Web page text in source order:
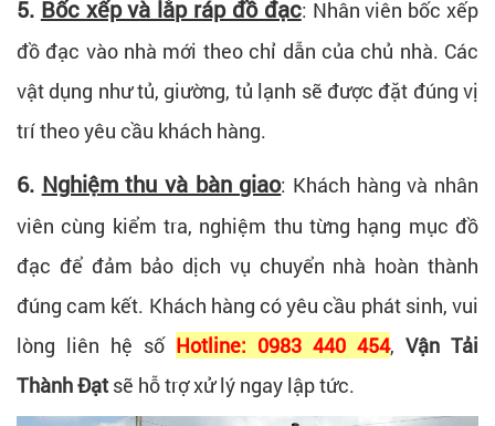
5. Bốc xếp và lắp ráp đồ đạc: Nhân viên bốc xếp
đồ đạc vào nhà mới theo chỉ dẫn của chủ nhà. Các
vật dụng như tủ, giường, tủ lạnh sẽ được đặt đúng vị
trí theo yêu cầu khách hàng.
6. Nghiệm thu và bàn giao: Khách hàng và nhân
viên cùng kiểm tra, nghiệm thu từng hạng mục đồ
đạc để đảm bảo dịch vụ chuyển nhà hoàn thành
đúng cam kết. Khách hàng có yêu cầu phát sinh, vui
lòng liên hệ số Hotline: 0983 440 454, Vận Tải
Thành Đạt sẽ hỗ trợ xử lý ngay lập tức.